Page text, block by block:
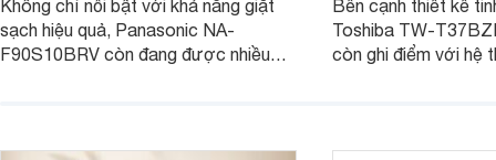
Không chỉ nổi bật với khả năng giặt
sạch hiệu quả, Panasonic NA-
F90S10BRV còn đang được nhiều
giặt cửa trên 9kg.
Bên cạnh thiết kế
Toshiba TW-
còn ghi điểm với hệ
giặt.